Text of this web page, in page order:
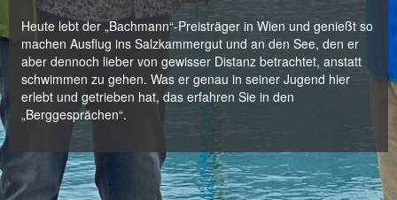
Heute lebt der „Bachmann“-Preisträger in Wien und genießt so
machen Ausflug ins Salzkammergut und an den See, den er
aber dennoch lieber von gewisser Distanz betrachtet, anstatt
schwimmen zu gehen. Was er genau in seiner Jugend hier
erlebt und getrieben hat, das erfahren Sie in den
„Berggesprächen“.